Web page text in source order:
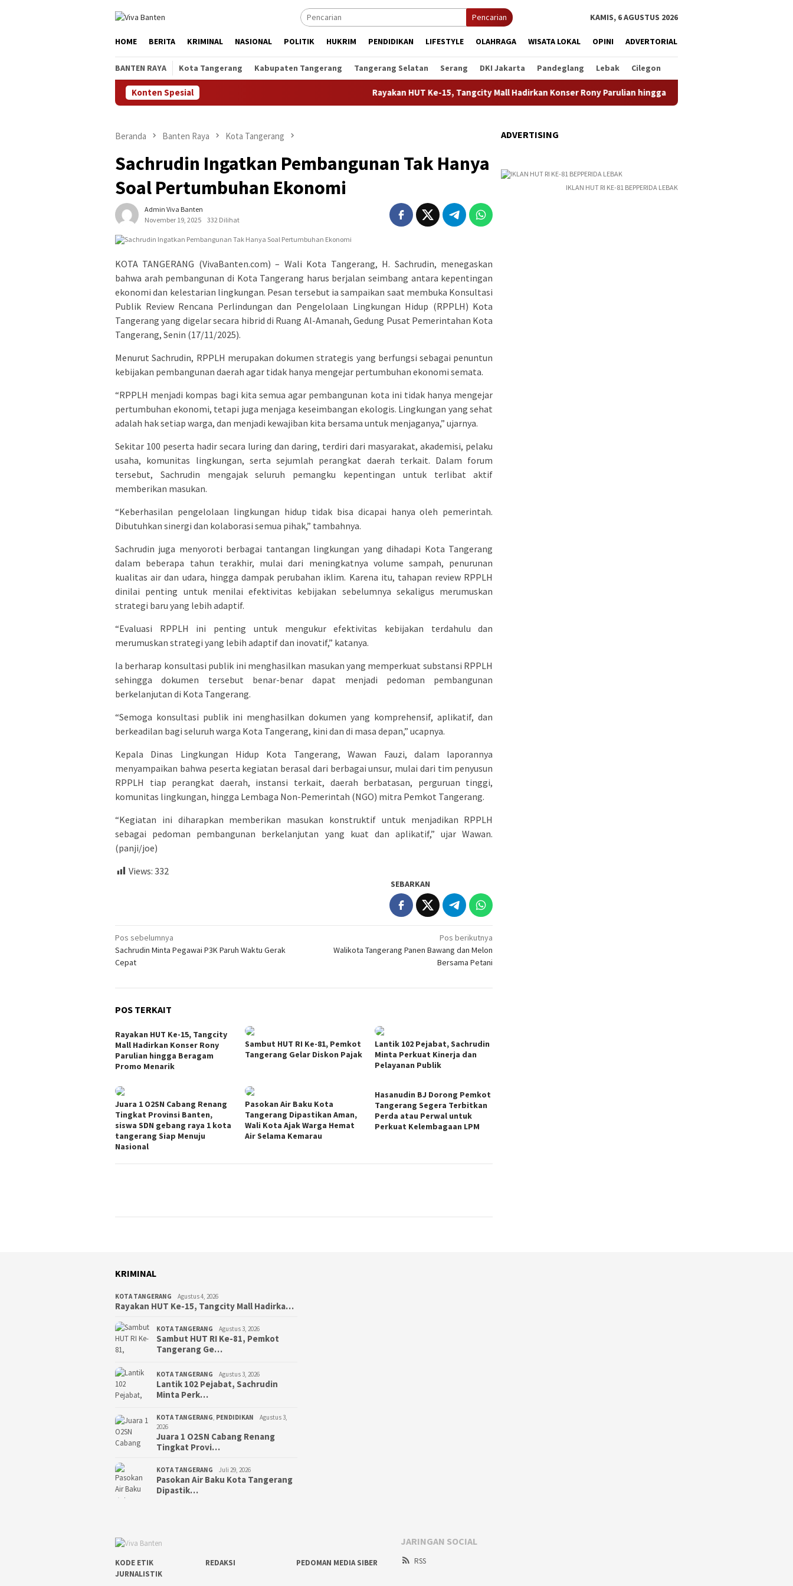
Pencarian KAMIS, 6 AGUSTUS 2026
HOME BERITA KRIMINAL NASIONAL POLITIK HUKRIM PENDIDIKAN LIFESTYLE OLAHRAGA WISATA LOKAL OPINI ADVERTORIAL
BANTEN RAYA Kota Tangerang Kabupaten Tangerang Tangerang Selatan Serang DKI Jakarta Pandeglang Lebak Cilegon
Konten Spesial Rayakan HUT Ke-15, Tangcity Mall Hadirkan Konser Rony Parulian hingga Beragam Promo Menarik
Beranda Banten Raya Kota Tangerang
Sachrudin Ingatkan Pembangunan Tak Hanya
Soal Pertumbuhan Ekonomi
Admin Viva Banten
November 19, 2025
332 Dilihat
KOTA TANGERANG (VivaBanten.com) – Wali Kota Tangerang, H. Sachrudin, menegaskan
bahwa arah pembangunan di Kota Tangerang harus berjalan seimbang antara kepentingan
ekonomi dan kelestarian lingkungan. Pesan tersebut ia sampaikan saat membuka Konsultasi
Publik Review Rencana Perlindungan dan Pengelolaan Lingkungan Hidup (RPPLH) Kota
Tangerang yang digelar secara hibrid di Ruang Al-Amanah, Gedung Pusat Pemerintahan Kota
Tangerang, Senin (17/11/2025).
Menurut Sachrudin, RPPLH merupakan dokumen strategis yang berfungsi sebagai penuntun
kebijakan pembangunan daerah agar tidak hanya mengejar pertumbuhan ekonomi semata.
“RPPLH menjadi kompas bagi kita semua agar pembangunan kota ini tidak hanya mengejar
pertumbuhan ekonomi, tetapi juga menjaga keseimbangan ekologis. Lingkungan yang sehat
adalah hak setiap warga, dan menjadi kewajiban kita bersama untuk menjaganya,” ujarnya.
Sekitar 100 peserta hadir secara luring dan daring, terdiri dari masyarakat, akademisi, pelaku
usaha, komunitas lingkungan, serta sejumlah perangkat daerah terkait. Dalam forum
tersebut, Sachrudin mengajak seluruh pemangku kepentingan untuk terlibat aktif
memberikan masukan.
“Keberhasilan pengelolaan lingkungan hidup tidak bisa dicapai hanya oleh pemerintah.
Dibutuhkan sinergi dan kolaborasi semua pihak,” tambahnya.
Sachrudin juga menyoroti berbagai tantangan lingkungan yang dihadapi Kota Tangerang
dalam beberapa tahun terakhir, mulai dari meningkatnya volume sampah, penurunan
kualitas air dan udara, hingga dampak perubahan iklim. Karena itu, tahapan review RPPLH
dinilai penting untuk menilai efektivitas kebijakan sebelumnya sekaligus merumuskan
strategi baru yang lebih adaptif.
“Evaluasi RPPLH ini penting untuk mengukur efektivitas kebijakan terdahulu dan
merumuskan strategi yang lebih adaptif dan inovatif,” katanya.
Ia berharap konsultasi publik ini menghasilkan masukan yang memperkuat substansi RPPLH
sehingga dokumen tersebut benar-benar dapat menjadi pedoman pembangunan
berkelanjutan di Kota Tangerang.
“Semoga konsultasi publik ini menghasilkan dokumen yang komprehensif, aplikatif, dan
berkeadilan bagi seluruh warga Kota Tangerang, kini dan di masa depan,” ucapnya.
Kepala Dinas Lingkungan Hidup Kota Tangerang, Wawan Fauzi, dalam laporannya
menyampaikan bahwa peserta kegiatan berasal dari berbagai unsur, mulai dari tim penyusun
RPPLH tiap perangkat daerah, instansi terkait, daerah berbatasan, perguruan tinggi,
komunitas lingkungan, hingga Lembaga Non-Pemerintah (NGO) mitra Pemkot Tangerang.
“Kegiatan ini diharapkan memberikan masukan konstruktif untuk menjadikan RPPLH
sebagai pedoman pembangunan berkelanjutan yang kuat dan aplikatif,” ujar Wawan.
(panji/joe)
Views: 332
SEBARKAN
Navigasi
pos
Pos sebelumnya
Sachrudin Minta Pegawai P3K Paruh Waktu Gerak
Cepat
Pos berikutnya
Walikota Tangerang Panen Bawang dan Melon
Bersama Petani
POS TERKAIT
Rayakan HUT Ke-15, Tangcity
Mall Hadirkan Konser Rony
Parulian hingga Beragam
Promo Menarik
Sambut HUT RI Ke-81, Pemkot
Tangerang Gelar Diskon Pajak
Lantik 102 Pejabat, Sachrudin
Minta Perkuat Kinerja dan
Pelayanan Publik
Juara 1 O2SN Cabang Renang
Tingkat Provinsi Banten,
siswa SDN gebang raya 1 kota
tangerang Siap Menuju
Nasional
Pasokan Air Baku Kota
Tangerang Dipastikan Aman,
Wali Kota Ajak Warga Hemat
Air Selama Kemarau
Hasanudin BJ Dorong Pemkot
Tangerang Segera Terbitkan
Perda atau Perwal untuk
Perkuat Kelembagaan LPM
ADVERTISING
IKLAN HUT RI KE-81 BEPPERIDA LEBAK
KRIMINAL
KOTA TANGERANG Agustus 4, 2026
Rayakan HUT Ke-15, Tangcity Mall Hadirka…
KOTA TANGERANG Agustus 3, 2026
Sambut HUT RI Ke-81, Pemkot
Tangerang Ge…
KOTA TANGERANG Agustus 3, 2026
Lantik 102 Pejabat, Sachrudin
Minta Perk…
KOTA TANGERANG, PENDIDIKAN
Agustus 3,
2026
Juara 1 O2SN Cabang Renang
Tingkat Provi…
KOTA TANGERANG Juli 29, 2026
Pasokan Air Baku Kota Tangerang
Dipastik…
KODE ETIK
JURNALISTIK
REDAKSI PEDOMAN MEDIA SIBER
JARINGAN SOCIAL
RSS